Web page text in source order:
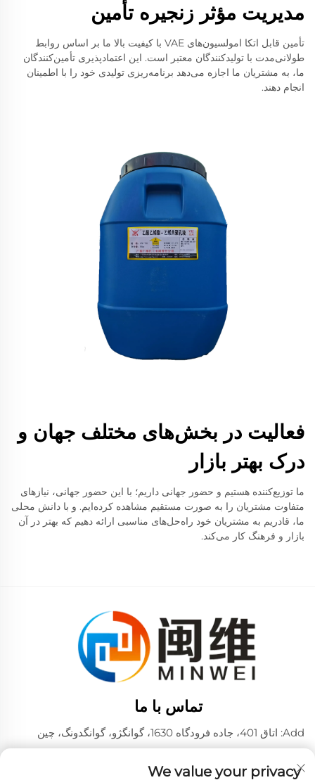
مدیریت مؤثر زنجیره تأمین
تأمین قابل اتکا امولسیون‌های VAE با کیفیت بالا ما بر اساس روابط
طولانی‌مدت با تولیدکنندگان معتبر است. این اعتماد‌پذیری تأمین‌کنندگان
ما، به مشتریان ما اجازه می‌دهد برنامه‌ریزی تولیدی خود را با اطمینان
انجام دهند.
فعالیت در بخش‌های مختلف جهان و
درک بهتر بازار
ما توزیع‌کننده هستیم و حضور جهانی داریم؛ با این حضور جهانی، نیازهای
متفاوت مشتریان را به صورت مستقیم مشاهده کرده‌ایم. و با دانش محلی
ما، قادریم به مشتریان خود راه‌حل‌های مناسبی ارائه دهیم که بهتر در آن
بازار و فرهنگ کار می‌کند.
تماس با ما
Add: اتاق 401، جاده فرودگاه 1630، گوانگژو، گوانگدونگ، چین
تلفن / وی چت / واتساپ:
We value your privacy